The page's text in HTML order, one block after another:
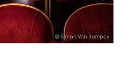
© Simon Van Rompay